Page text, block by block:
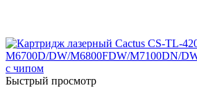
Быстрый просмотр